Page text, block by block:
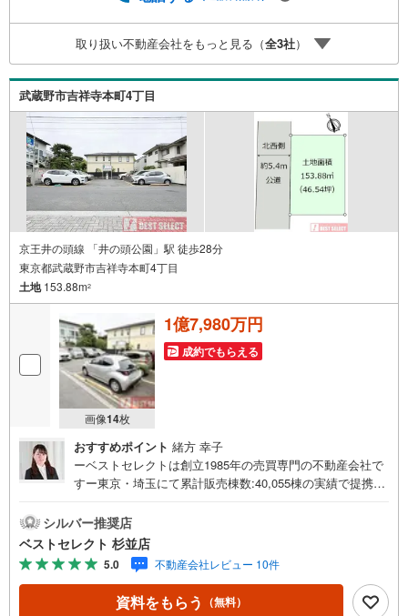
チャイルド-シートの用意もございます。 ご家族で楽しくご
検討頂けるようご案内しておりますのでぜひ、お気軽にお
問い合わせください。 営業時間: 9:00 - 20:00
取り扱い不動産会社をもっと見る（全3社）
武蔵野市吉祥寺本町4丁目
京王井の頭線 「井の頭公園」駅 徒歩28分
東京都武蔵野市吉祥寺本町4丁目
土地153.88m2
画像14枚
1億7,980万円
成約でもらえる
おすすめポイント 緒方 幸子
ーベストセレクトは創立1985年の売買専門の不動産会社で
すー東京・埼玉にて累計販売棟数:40,055棟の実績で提携住
住宅ローンにご不安な方、ベストセレクトにお任せ下さ
い。＝＝＝＝＝＝＝＝＝＝＝＝＝＝＝＝＝＝＝＝＝＝＝＝
＝＝＝＝＝＝＝＝＝【営業時間 10:00-20:00】定休日:なし
上記時間はお電話が繋がりやすくなっております。ぜひお
気軽にご連絡下さい！現地を見学される場合は「室内・現
地を見学する（無料）」ボタンよりご希望の日時をご記入
シルバー推奨店
ベストセレクト 杉並店
5.0 不動産会社レビュー 10件
資料をもらう （無料）